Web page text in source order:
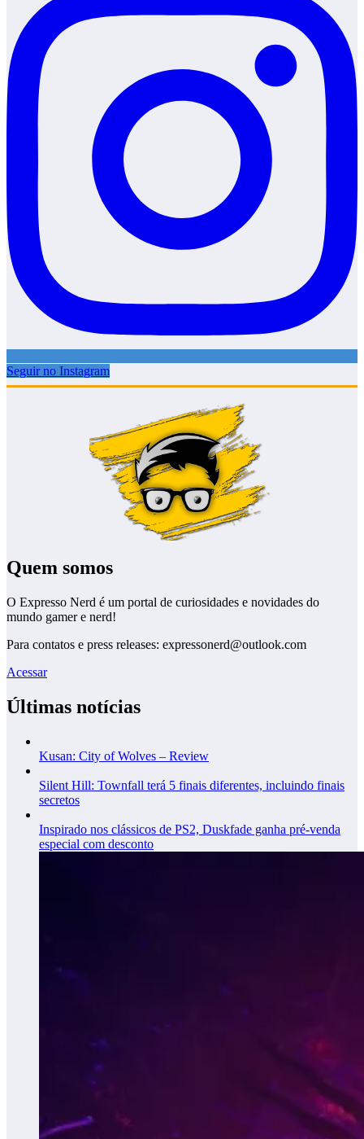
Seguir no Instagram
Quem somos
O Expresso Nerd é um portal de curiosidades e novidades do
mundo gamer e nerd!
Para contatos e press releases: expressonerd@outlook.com
Acessar
Últimas notícias
Kusan: City of Wolves – Review
Silent Hill: Townfall terá 5 finais diferentes, incluindo finais
secretos
Inspirado nos clássicos de PS2, Duskfade ganha pré-venda
especial com desconto